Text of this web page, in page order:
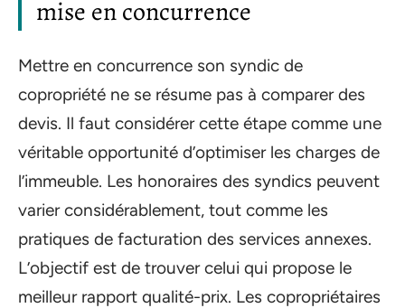
mise en concurrence
Mettre en concurrence son syndic de
copropriété ne se résume pas à comparer des
devis. Il faut considérer cette étape comme une
véritable opportunité d’optimiser les charges de
l’immeuble. Les honoraires des syndics peuvent
varier considérablement, tout comme les
pratiques de facturation des services annexes.
L’objectif est de trouver celui qui propose le
meilleur rapport qualité-prix. Les copropriétaires